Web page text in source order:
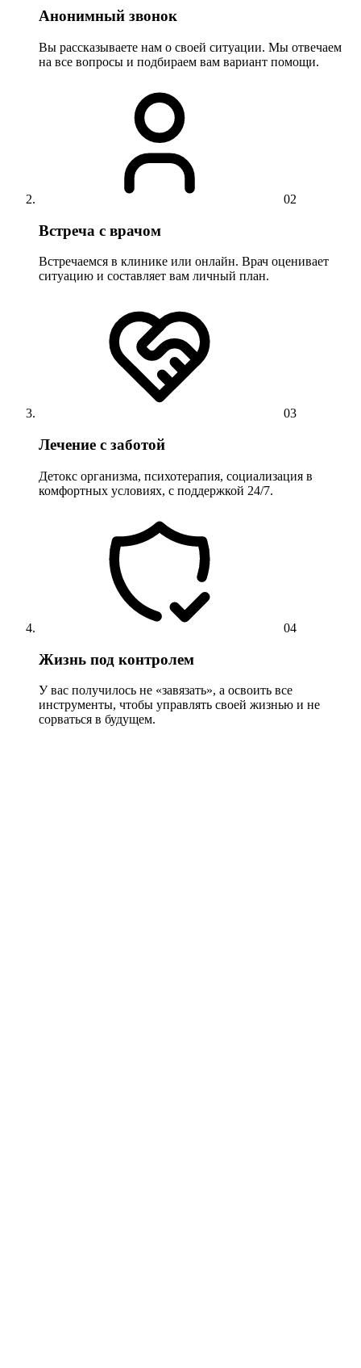
Анонимный звонок
Вы рассказываете нам о своей ситуации. Мы отвечаем
на все вопросы и подбираем вам вариант помощи.
02
Встреча с врачом
Встречаемся в клинике или онлайн. Врач оценивает
ситуацию и составляет вам личный план.
03
Лечение с заботой
Детокс организма, психотерапия, социализация в
комфортных условиях, с поддержкой 24/7.
04
Жизнь под контролем
У вас получилось не «завязать», а освоить все
инструменты, чтобы управлять своей жизнью и не
сорваться в будущем.